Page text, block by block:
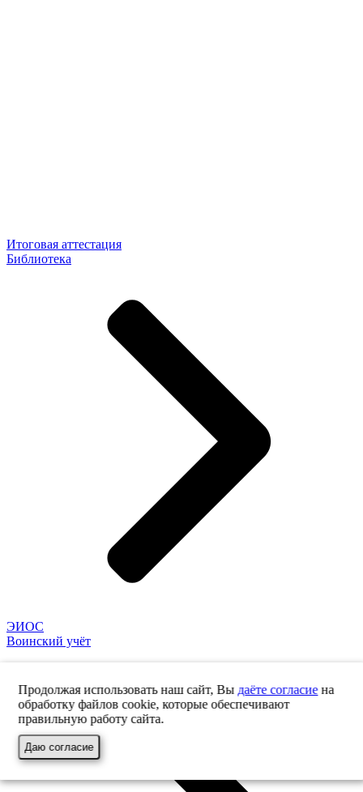
Итоговая аттестация
Библиотека
ЭИОС
Воинский учёт
Продолжая использовать наш сайт, Вы даёте согласиена
обработку файлов cookie, которые обеспечивают
правильную работу сайта.
Даю согласие